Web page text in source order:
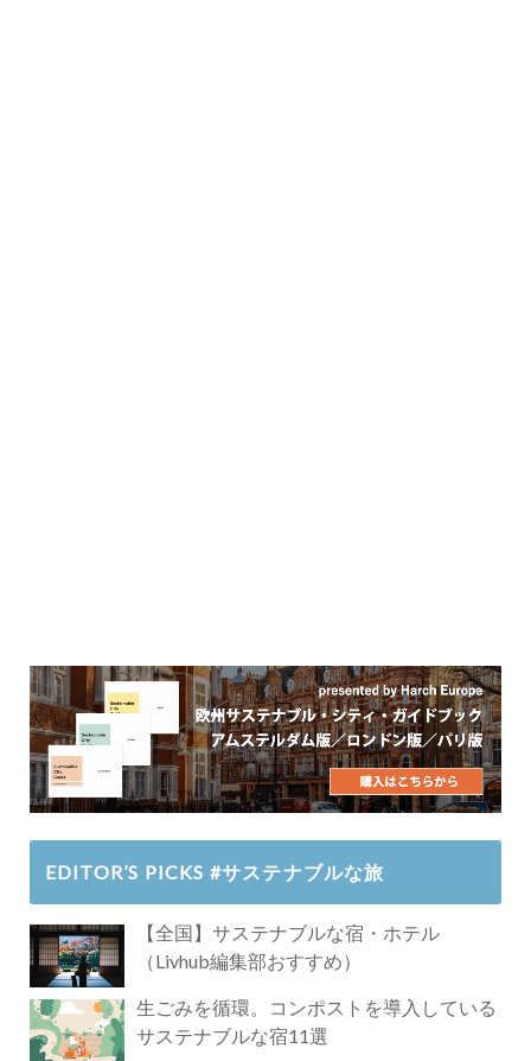
EDITOR’S PICKS #サステナブルな旅
【全国】サステナブルな宿・ホテル
（Livhub編集部おすすめ）
生ごみを循環。コンポストを導入している
サステナブルな宿11選